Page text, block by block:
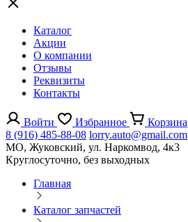
Каталог
Акции
О компании
Отзывы
Реквизиты
Контакты
Войти Избранное
Корзина
8 (916) 485-88-08 lorry.auto@gmail.com
МО, Жуковский, ул. Наркомвод, 4к3
Круглосуточно, без выходных
Главная
Каталог запчастей